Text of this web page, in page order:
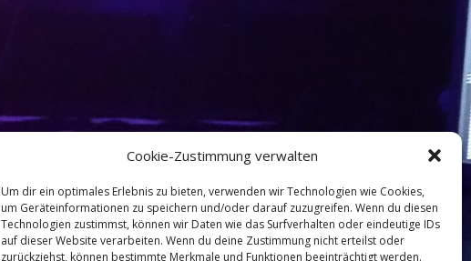
Cookie-Zustimmung verwalten
Um dir ein optimales Erlebnis zu bieten, verwenden wir Technologien wie Cookies,
um Geräteinformationen zu speichern und/oder darauf zuzugreifen. Wenn du diesen
Technologien zustimmst, können wir Daten wie das Surfverhalten oder eindeutige IDs
auf dieser Website verarbeiten. Wenn du deine Zustimmung nicht erteilst oder
zurückziehst, können bestimmte Merkmale und Funktionen beeinträchtigt werden.